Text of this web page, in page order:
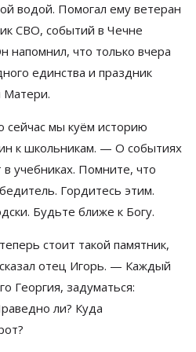
водой. Помогал ему ветеран
СВО, событий в Чечне
напомнил, что только вчера
единства и праздник
Матери.
сейчас мы куём историю
к школьникам. — О событиях
в учебниках. Помните, что
. Гордитесь этим.
. Будьте ближе к Богу.
стоит такой памятник,
сказал отец Игорь. — Каждый
Георгия, задуматься:
ли? Куда